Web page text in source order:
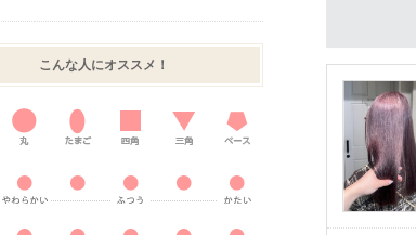
こんな人にオススメ！